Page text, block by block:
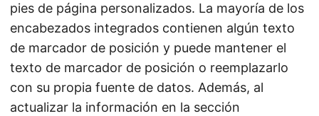
pies de página personalizados. La mayoría de los
encabezados integrados contienen algún texto
de marcador de posición y puede mantener el
texto de marcador de posición o reemplazarlo
con su propia fuente de datos. Además, al
actualizar la información en la sección